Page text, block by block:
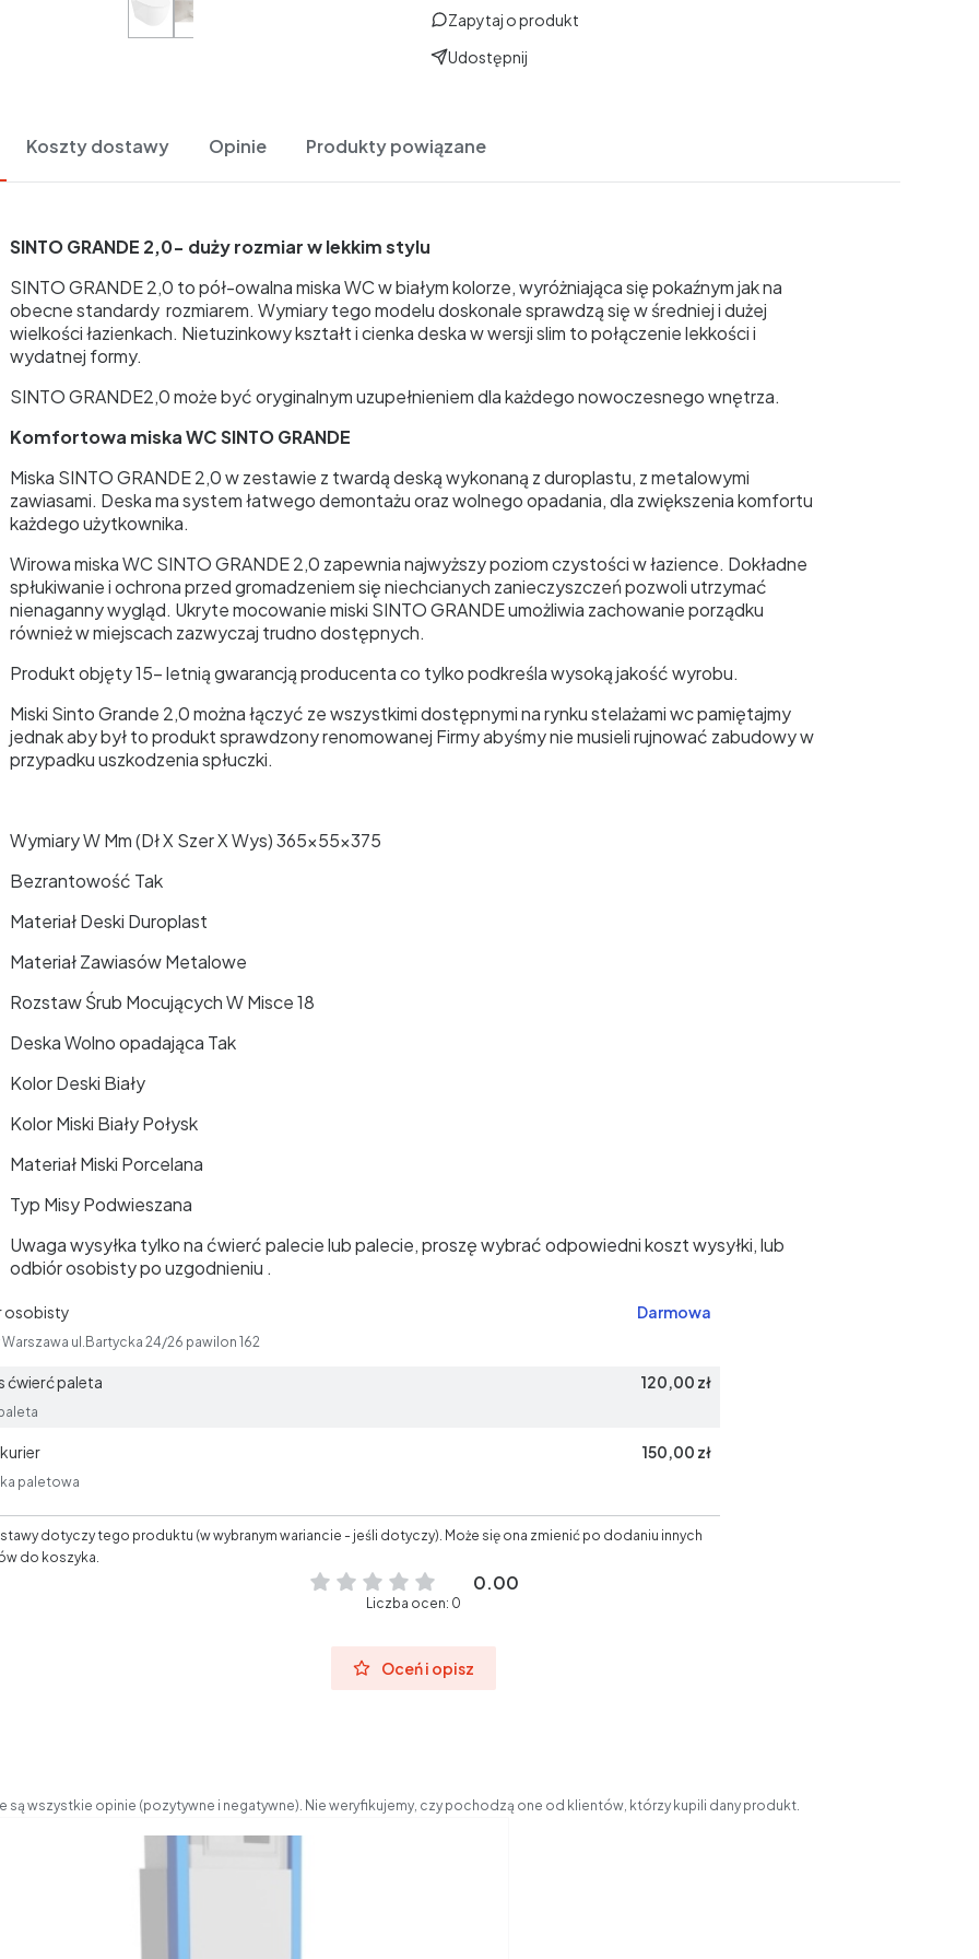
Zapytaj o produkt
Udostępnij
Koszty dostawy Opinie Produkty powiązane
SINTO GRANDE 2,0- duży rozmiar w lekkim stylu
SINTO GRANDE 2,0 to pół-owalna miska WC w białym kolorze, wyróżniająca się pokaźnym jak na
obecne standardy rozmiarem. Wymiary tego modelu doskonale sprawdzą się w średniej i dużej
wielkości łazienkach. Nietuzinkowy kształt i cienka deska w wersji slim to połączenie lekkości i
wydatnej formy.
SINTO GRANDE2,0 może być oryginalnym uzupełnieniem dla każdego nowoczesnego wnętrza.
Komfortowa miska WC SINTO GRANDE
Miska SINTO GRANDE 2,0 w zestawie z twardą deską wykonaną z duroplastu, z metalowymi
zawiasami. Deska ma system łatwego demontażu oraz wolnego opadania, dla zwiększenia komfortu
każdego użytkownika.
Wirowa miska WC SINTO GRANDE 2,0 zapewnia najwyższy poziom czystości w łazience. Dokładne
spłukiwanie i ochrona przed gromadzeniem się niechcianych zanieczyszczeń pozwoli utrzymać
nienaganny wygląd. Ukryte mocowanie miski SINTO GRANDE umożliwia zachowanie porządku
również w miejscach zazwyczaj trudno dostępnych.
Produkt objęty 15- letnią gwarancją producenta co tylko podkreśla wysoką jakość wyrobu.
Miski Sinto Grande 2,0 można łączyć ze wszystkimi dostępnymi na rynku stelażami wc pamiętajmy
jednak aby był to produkt sprawdzony renomowanej Firmy abyśmy nie musieli rujnować zabudowy w
przypadku uszkodzenia spłuczki.
Wymiary W Mm (Dł X Szer X Wys) 365x55x375
Bezrantowość Tak
Materiał Deski Duroplast
Materiał Zawiasów Metalowe
Rozstaw Śrub Mocujących W Misce 18
Deska Wolno opadająca Tak
Kolor Deski Biały
Kolor Miski Biały Połysk
Materiał Miski Porcelana
Typ Misy Podwieszana
Uwaga wysyłka tylko na ćwierć palecie lub palecie, proszę wybrać odpowiedni koszt wysyłki, lub
odbiór osobisty po uzgodnieniu .
osobisty Darmowa
ul.Bartycka 24/26 pawilon 162
ćwierć paleta 120,00 zł
150,00 zł
paletowa
dotyczy tego produktu (w wybranym wariancie - jeśli dotyczy). Może się ona zmienić po dodaniu innych
do koszyka.
0.00
Liczba ocen: 0
Oceń i opisz
są wszystkie opinie (pozytywne i negatywne). Nie weryfikujemy, czy pochodzą one od klientów, którzy kupili dany produkt.